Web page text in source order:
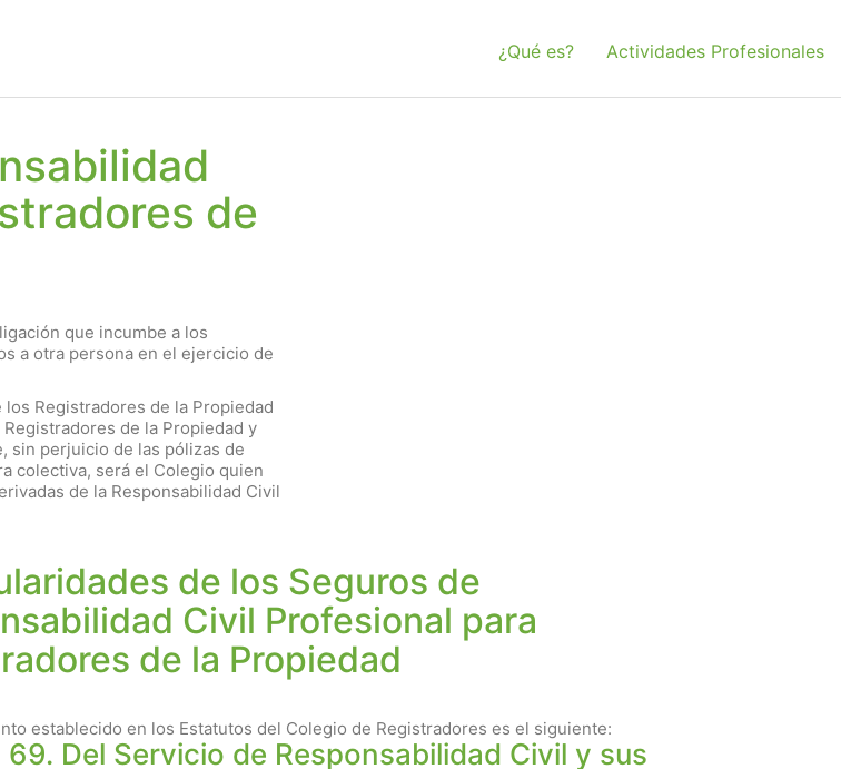
¿Qué es? Actividades Profesionales
de
que incumbe a los
​​a otra persona en el ejercicio de
Registradores de la Propiedad
de la Propiedad y
sin perjuicio de las pólizas de
colectiva, será el Colegio quien
de la Responsabilidad Civil
de los Seguros de
Civil Profesional para
de la Propiedad
establecido en los Estatutos del Colegio de Registradores es el siguiente:
Del Servicio de Responsabilidad Civil y sus